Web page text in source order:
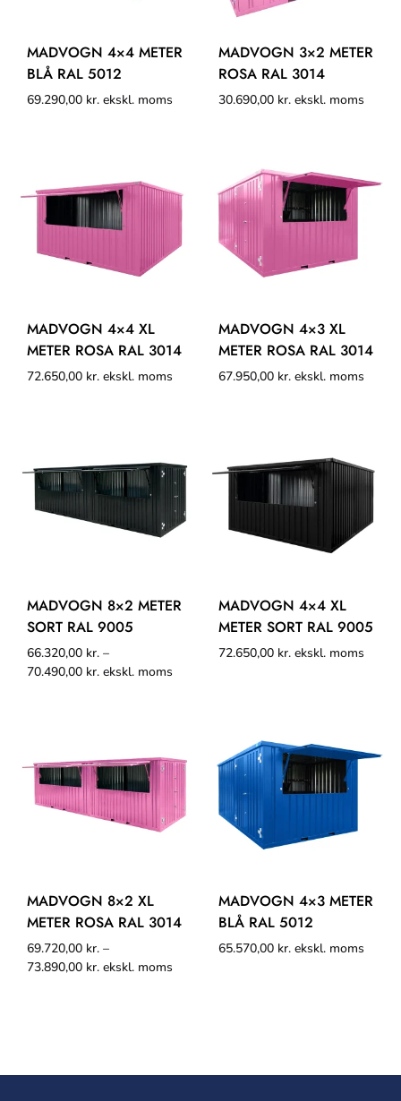
MADVOGN 4×4 METER
BLÅ RAL 5012
69.290,00 kr. ekskl. moms
MADVOGN 3×2 METER
ROSA RAL 3014
30.690,00 kr. ekskl. moms
MADVOGN 4×4 XL
METER ROSA RAL 3014
72.650,00 kr. ekskl. moms
MADVOGN 4×3 XL
METER ROSA RAL 3014
67.950,00 kr. ekskl. moms
MADVOGN 8×2 METER
SORT RAL 9005
66.320,00 kr. –
70.490,00 kr. ekskl. moms
MADVOGN 4×4 XL
METER SORT RAL 9005
72.650,00 kr. ekskl. moms
MADVOGN 8×2 XL
METER ROSA RAL 3014
69.720,00 kr. –
73.890,00 kr. ekskl. moms
MADVOGN 4×3 METER
BLÅ RAL 5012
65.570,00 kr. ekskl. moms